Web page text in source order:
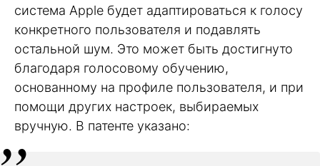
система Apple будет адаптироваться к голосу
конкретного пользователя и подавлять
остальной шум. Это может быть достигнуто
благодаря голосовому обучению,
основанному на профиле пользователя, и при
помощи других настроек, выбираемых
вручную. В патенте указано: